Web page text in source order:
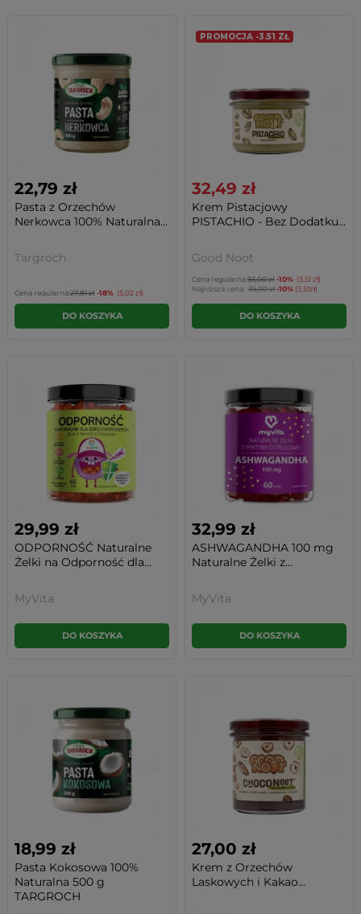
22,79 zł
Pasta z Orzechów
Nerkowca 100% Naturalna...
Targroch
Cena regularna:27,81 zł -18% (5,02 zł)
DO KOSZYKA
PROMOCJA -3.51 ZŁ
32,49 zł
Krem Pistacjowy
PISTACHIO - Bez Dodatku...
Good Noot
Cena regularna:36,00 zł -10% (3,51 zł)
Najniższa cena: 36,00 zł-10% (3,51zł)
DO KOSZYKA
29,99 zł
ODPORNOŚĆ Naturalne
Żelki na Odporność dla...
MyVita
DO KOSZYKA
32,99 zł
ASHWAGANDHA 100 mg
Naturalne Żelki z...
MyVita
DO KOSZYKA
18,99 zł
Pasta Kokosowa 100%
Naturalna 500 g
TARGROCH
27,00 zł
Krem z Orzechów
Laskowych i Kakao...